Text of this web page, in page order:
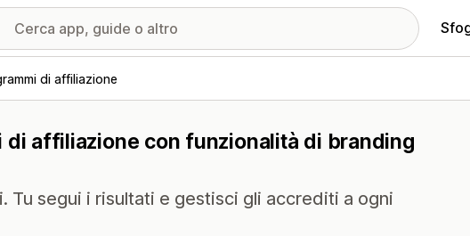
di affiliazione
di affiliazione con funzionalità di branding
Tu segui i risultati e gestisci gli accrediti a ogni